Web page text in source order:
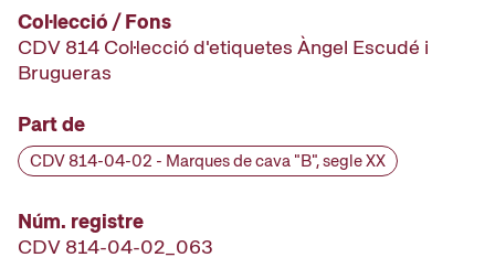
Col·lecció / Fons
CDV 814 Col·lecció d'etiquetes Àngel Escudé i
Brugueras
Part de
CDV 814-04-02 - Marques de cava "B", segle XX
Núm. registre
CDV 814-04-02_063